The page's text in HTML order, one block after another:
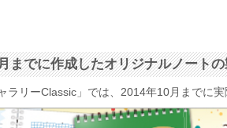
までに作成したオリジナルノート
ラリーClassic」では、2014年10月までに